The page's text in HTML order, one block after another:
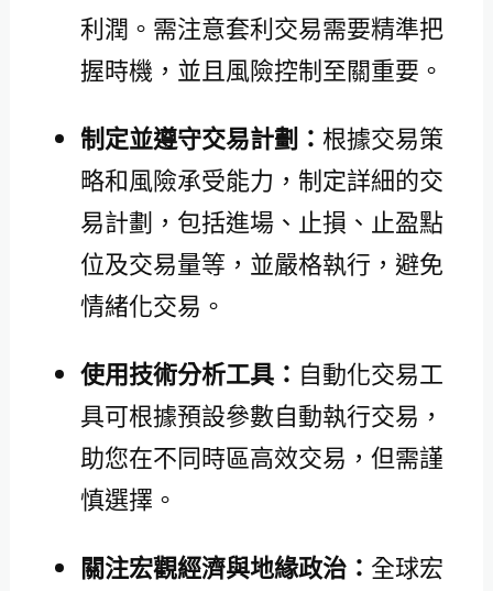
利潤。需注意套利交易需要精準把
握時機，並且風險控制至關重要。
制定並遵守交易計劃： 根據交易策
略和風險承受能力，制定詳細的交
易計劃，包括進場、止損、止盈點
位及交易量等，並嚴格執行，避免
情緒化交易。
使用技術分析工具： 自動化交易工
具可根據預設參數自動執行交易，
助您在不同時區高效交易，但需謹
慎選擇。
關注宏觀經濟與地緣政治： 全球宏